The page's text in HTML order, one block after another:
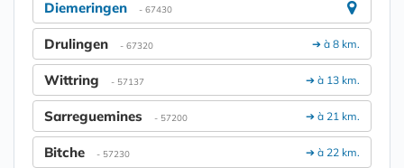
Diemeringen - 67430
➔ à 8 km.
Drulingen - 67320
➔ à 13 km.
Wittring - 57137
➔ à 21 km.
Sarreguemines - 57200
➔ à 22 km.
Bitche - 57230